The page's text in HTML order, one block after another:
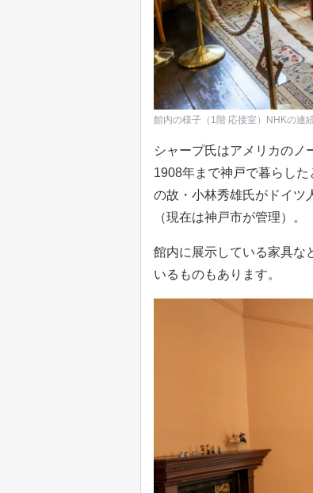
館内の様子（1階 応接室）NHKの連
シャープ氏はアメリカのノ
1908年まで神戸で暮らし
の故・小林秀雄氏がドイツ
（現在は神戸市が管理）。
館内に展示している家具な
いるものもあります。